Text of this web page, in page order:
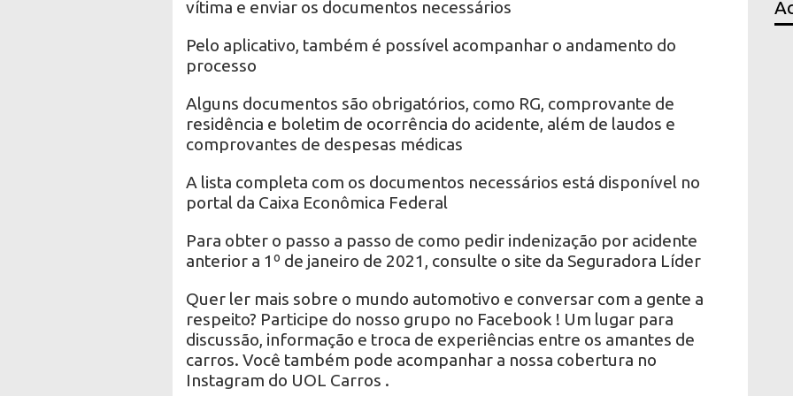
vítima e enviar os documentos necessários
Pelo aplicativo, também é possível acompanhar o andamento do
processo
Alguns documentos são obrigatórios, como RG, comprovante de
residência e boletim de ocorrência do acidente, além de laudos e
comprovantes de despesas médicas
A lista completa com os documentos necessários está disponível no
portal da Caixa Econômica Federal
Para obter o passo a passo de como pedir indenização por acidente
anterior a 1º de janeiro de 2021, consulte o site da Seguradora Líder
Quer ler mais sobre o mundo automotivo e conversar com a gente a
respeito? Participe do nosso grupo no Facebook ! Um lugar para
discussão, informação e troca de experiências entre os amantes de
carros. Você também pode acompanhar a nossa cobertura no
Instagram do UOL Carros .